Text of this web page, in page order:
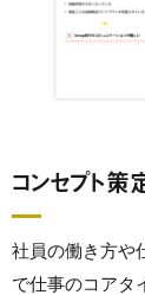
コンセプト策
社員の働き方や
で仕事のコアタ